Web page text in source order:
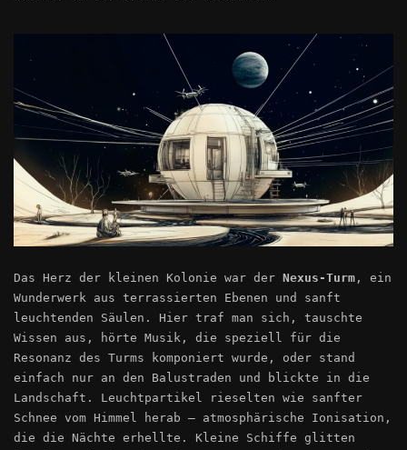
Das Herz der kleinen Kolonie war der Nexus-Turm , ein
Wunderwerk aus terrassierten Ebenen und sanft
leuchtenden Säulen. Hier traf man sich, tauschte
Wissen aus, hörte Musik, die speziell für die
Resonanz des Turms komponiert wurde, oder stand
einfach nur an den Balustraden und blickte in die
Landschaft. Leuchtpartikel rieselten wie sanfter
Schnee vom Himmel herab – atmosphärische Ionisation,
die die Nächte erhellte. Kleine Schiffe glitten